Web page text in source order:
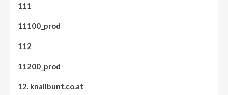
111
11100_prod
112
11200_prod
12. knallbunt.co.at